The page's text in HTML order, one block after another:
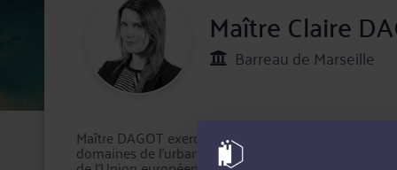
Maître Claire
Barreau de Marseille
Maître DAGOT exerce son activité d'avocat à
domaines de l'urbanisme et de la commande